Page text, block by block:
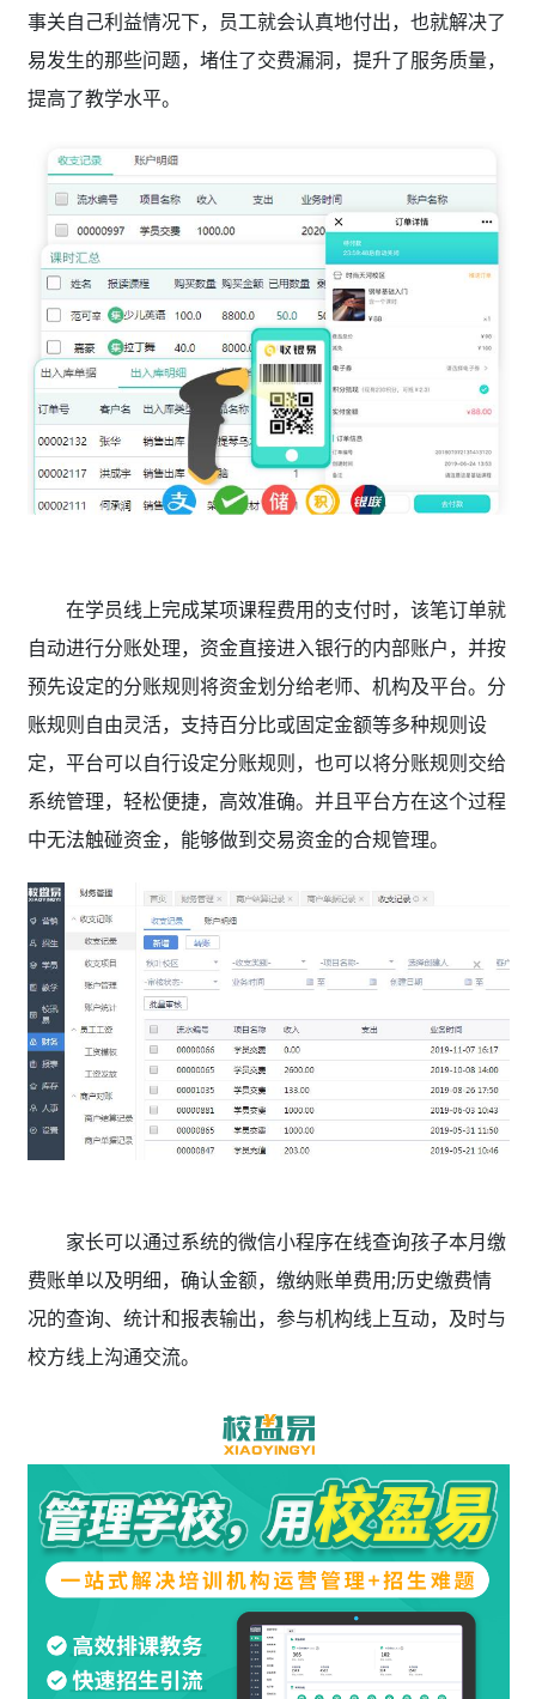
事关自己利益情况下，员工就会认真地付出，也就解决了
易发生的那些问题，堵住了交费漏洞，提升了服务质量，
提高了教学水平。
在学员线上完成某项课程费用的支付时，该笔订单就
自动进行分账处理，资金直接进入银行的内部账户，并按
预先设定的分账规则将资金划分给老师、机构及平台。分
账规则自由灵活，支持百分比或固定金额等多种规则设
定，平台可以自行设定分账规则，也可以将分账规则交给
系统管理，轻松便捷，高效准确。并且平台方在这个过程
中无法触碰资金，能够做到交易资金的合规管理。
家长可以通过系统的微信小程序在线查询孩子本月缴
费账单以及明细，确认金额，缴纳账单费用;历史缴费情
况的查询、统计和报表输出，参与机构线上互动，及时与
校方线上沟通交流。